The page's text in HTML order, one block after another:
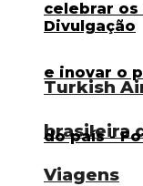
Turkish
brasileira
Viagens